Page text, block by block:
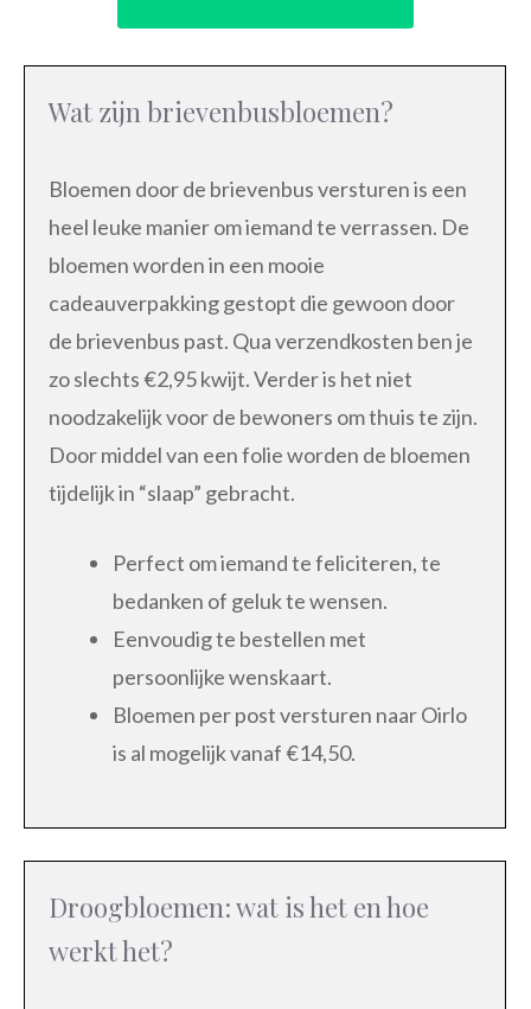
Wat zijn brievenbusbloemen?
Bloemen door de brievenbus versturen is een
heel leuke manier om iemand te verrassen. De
bloemen worden in een mooie
cadeauverpakking gestopt die gewoon door
de brievenbus past. Qua verzendkosten ben je
zo slechts €2,95 kwijt. Verder is het niet
noodzakelijk voor de bewoners om thuis te zijn.
Door middel van een folie worden de bloemen
tijdelijk in “slaap” gebracht.
Perfect om iemand te feliciteren, te
bedanken of geluk te wensen.
Eenvoudig te bestellen met
persoonlijke wenskaart.
Bloemen per post versturen naar Oirlo
is al mogelijk vanaf €14,50.
Droogbloemen: wat is het en hoe
werkt het?